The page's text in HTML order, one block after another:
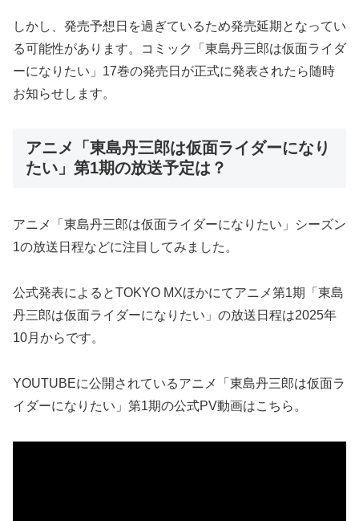
しかし、発売予想日を過ぎているため発売延期となってい
る可能性があります。コミック「東島丹三郎は仮面ライダ
ーになりたい」17巻の発売日が正式に発表されたら随時
お知らせします。
アニメ「東島丹三郎は仮面ライダーになり
たい」第1期の放送予定は？
アニメ「東島丹三郎は仮面ライダーになりたい」シーズン
1の放送日程などに注目してみました。
公式発表によるとTOKYO MXほかにてアニメ第1期「東島
丹三郎は仮面ライダーになりたい」の放送日程は2025年
10月からです。
YOUTUBEに公開されているアニメ「東島丹三郎は仮面ラ
イダーになりたい」第1期の公式PV動画はこちら。